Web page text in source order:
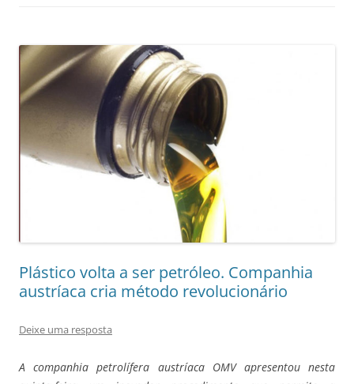
Plástico volta a ser petróleo. Companhia
austríaca cria método revolucionário
Deixe uma resposta
A companhia petrolífera austríaca OMV apresentou nesta